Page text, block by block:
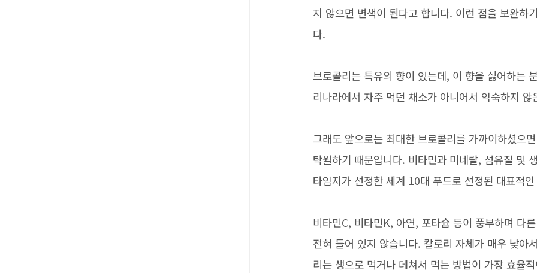
지 않으면 변색이 된다고 합니다. 이런 점을 보완하
다.
브로콜리는 특유의 향이 있는데, 이 향을 싫어하는
리나라에서 자주 먹던 채소가 아니어서 익숙하지
그래도 앞으로는 최대한 브로콜리를 가까이하셨으
탁월하기 때문입니다. 비타민과 미네랄, 섬유질 및
타임지가 선정한 세계 10대 푸드로 선정된 대표적
비타민C, 비타민K, 아연, 포타슘 등이 풍부하며 다
전혀 들어 있지 않습니다. 칼로리 자체가 매우 낮아
리는 생으로 먹거나 데쳐서 먹는 방법이 가장 효율